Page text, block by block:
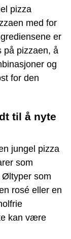
pizza
med for
er
på pizzaen, å
og
for den
til å nyte
jungel pizza
som
Øltyper som
rosé eller en
kan være